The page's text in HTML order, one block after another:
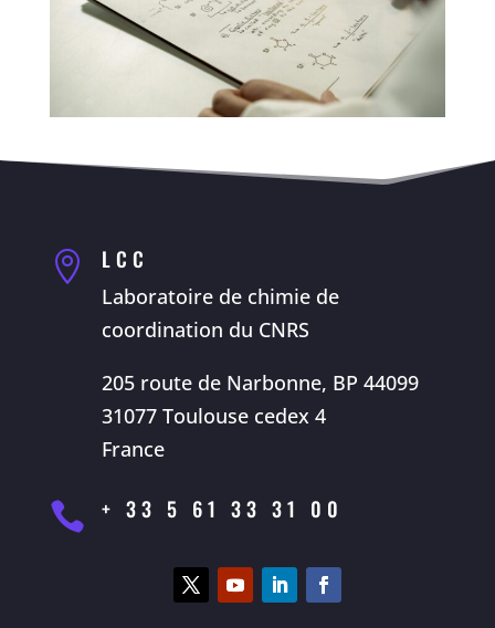
 LCC
Laboratoire de chimie de
coordination du CNRS
205 route de Narbonne, BP 44099
31077 Toulouse cedex 4
France
 + 33 5 61 33 31 00